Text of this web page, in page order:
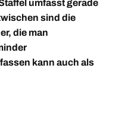
umfasst gerade
sind die
die man
kann auch als